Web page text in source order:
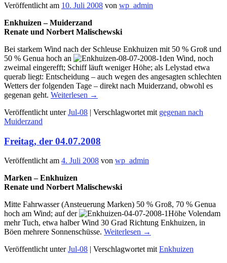
Veröffentlicht am 10. Juli 2008 von wp_admin
Enkhuizen – Muiderzand
Renate und Norbert Malischewski
Bei starkem Wind nach der Schleuse Enkhuizen mit 50 % Groß und
50 % Genua hoch an
den Wind, noch
zweimal eingerefft; Schiff läuft weniger Höhe; als Lelystad etwa
querab liegt: Entscheidung – auch wegen des angesagten schlechten
Wetters der folgenden Tage – direkt nach Muiderzand, obwohl es
gegenan geht. Weiterlesen →
Veröffentlicht unter Jul-08 | Verschlagwortet mit gegenan nach
Muiderzand
Freitag, der 04.07.2008
Veröffentlicht am 4. Juli 2008 von wp_admin
Marken – Enkhuizen
Renate und Norbert Malischewski
Mitte Fahrwasser (Ansteuerung Marken) 50 % Groß, 70 % Genua
hoch am Wind; auf der
Höhe Volendam
mehr Tuch, etwa halber Wind 30 Grad Richtung Enkhuizen, in
Böen mehrere Sonnenschüsse. Weiterlesen →
Veröffentlicht unter Jul-08 | Verschlagwortet mit Enkhuizen